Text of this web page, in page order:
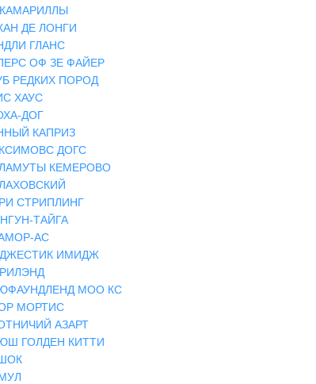
ДЕ ЛОНГИ
ГЛАНС
ОФ ЗЕ ФАЙЕР
РЕДКИХ ПОРОД
ХАУС
ДОГ
КАПРИЗ
ДОГС
КЕМЕРОВО
СТРИПЛИНГ
ТАЙГА
АС
ИМИДЖ
МОО КС
МОРТИС
АЗАРТ
ГОЛДЕН КИТТИ